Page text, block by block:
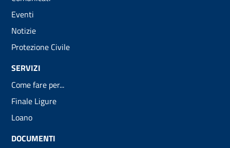
Eventi
Notizie
Protezione Civile
SERVIZI
Come fare per...
Finale Ligure
Loano
DOCUMENTI